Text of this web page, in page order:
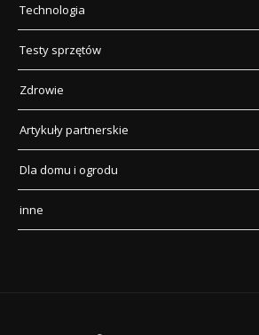
Technologia
Testy sprzętów
Zdrowie
Artykuły partnerskie
Dla domu i ogrodu
inne